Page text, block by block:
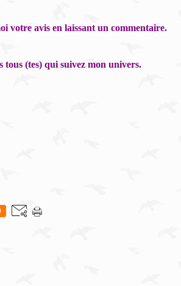
votre avis en laissant un commentaire.
tous (tes) qui suivez mon univers.